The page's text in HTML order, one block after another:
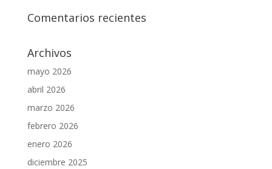
Comentarios recientes
Archivos
mayo 2026
abril 2026
marzo 2026
febrero 2026
enero 2026
diciembre 2025